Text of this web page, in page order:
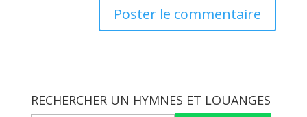
RECHERCHER UN HYMNES ET LOUANGES